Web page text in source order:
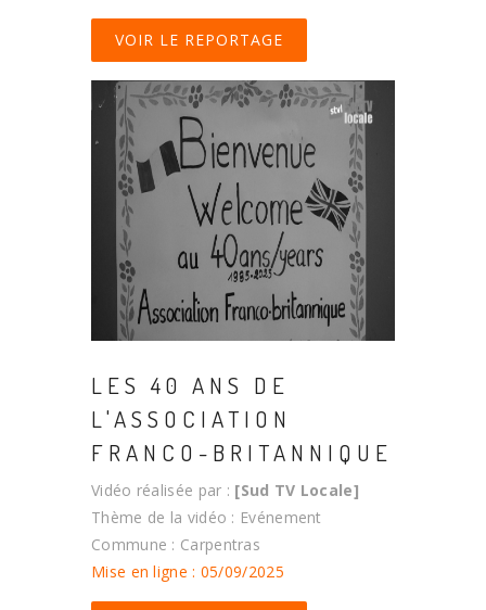
VOIR LE REPORTAGE
LES 40 ANS DE
L'ASSOCIATION
FRANCO-BRITANNIQUE
Vidéo réalisée par : [Sud TV Locale]
Thème de la vidéo : Evénement
Commune : Carpentras
Mise en ligne : 05/09/2025